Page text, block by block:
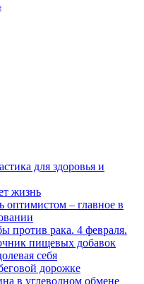
для здоровья и
жизнь
оптимистом – главное в
против рака. 4 февраля.
пищевых добавок
себя
дорожке
в углеводном обмене